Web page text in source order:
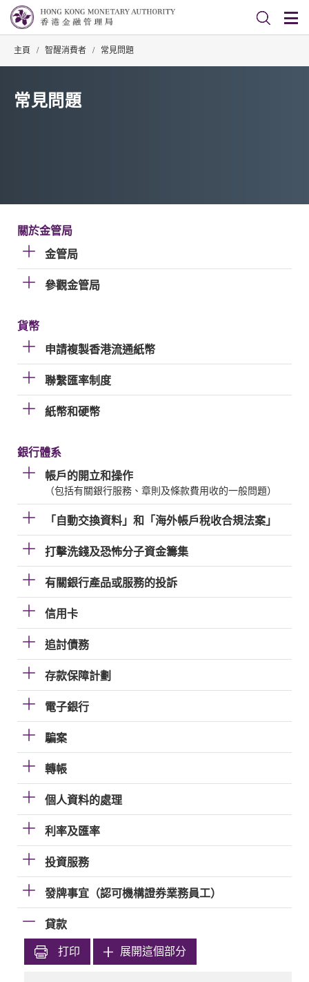
主頁 / 智醒消費者 / 常見問題
常見問題
關於金管局
金管局
參觀金管局
貨幣
申請複製香港流通紙幣
聯繫匯率制度
紙幣和硬幣
銀行體系
帳戶的開立和操作
（包括有關銀行服務、章則及條款費用收的一般問題）
「自動交換資料」和「海外帳戶稅收合規法案」
打擊洗錢及恐怖分子資金籌集
有關銀行產品或服務的投訴
信用卡
追討債務
存款保障計劃
電子銀行
騙案
轉帳
個人資料的處理
利率及匯率
投資服務
發牌事宜（認可機構證券業務員工）
貸款
打印 展開這個部分